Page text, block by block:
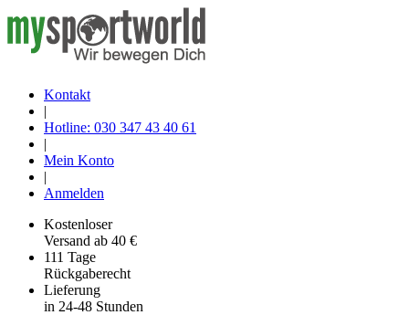
Kontakt
|
Hotline: 030 347 43 40 61
|
Mein Konto
|
Anmelden
Kostenloser
Versand ab 40 €
111 Tage
Rückgaberecht
Lieferung
in 24-48 Stunden